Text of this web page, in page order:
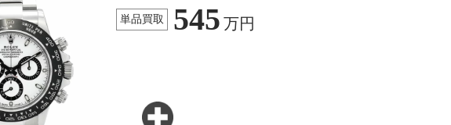
単品買取 545 万円